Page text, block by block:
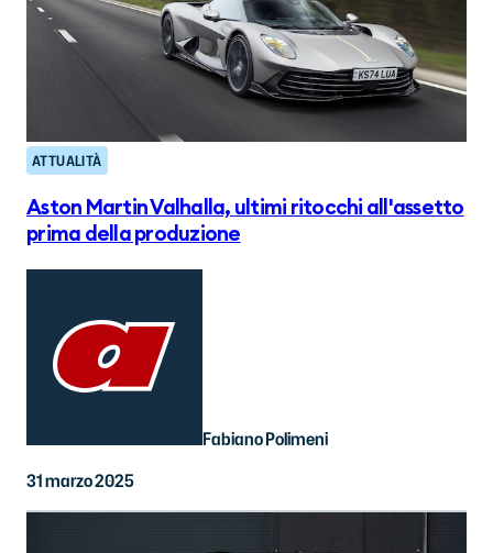
ATTUALITÀ
Aston Martin Valhalla, ultimi ritocchi all'assetto
prima della produzione
Fabiano Polimeni
31 marzo 2025